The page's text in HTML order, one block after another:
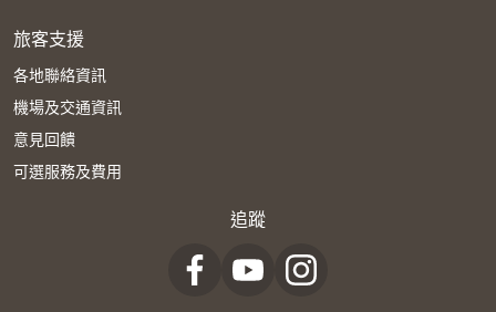
旅客支援
各地聯絡資訊
機場及交通資訊
意見回饋
可選服務及費用
追蹤